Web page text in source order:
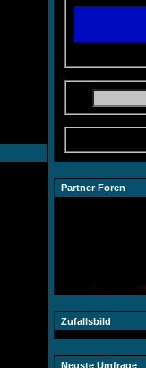
Partner Foren
Zufallsbild
Neuste Umfrage